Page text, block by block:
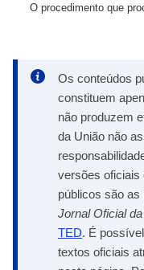
O procedimento que
Os conteúdos
constituem
não produzem
da União não
versões oficiais
públicos são as
Jornal Oficial
TED. É
textos oficiais